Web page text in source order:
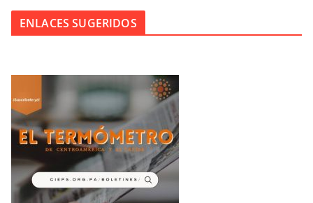
ENLACES SUGERIDOS